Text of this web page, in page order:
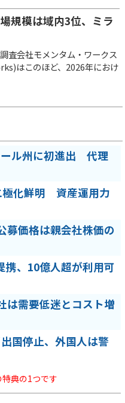
規模は域内3位、ミラ
査会社モメンタム・ワークス
はこのほど、2026年におけ
ール州に初進出 代理
極化鮮明 資産運用力
募価格は親会社株価の
携、10億人超が利用可
は需要低迷とコスト増
国停止、外国人は警
特典の1つです